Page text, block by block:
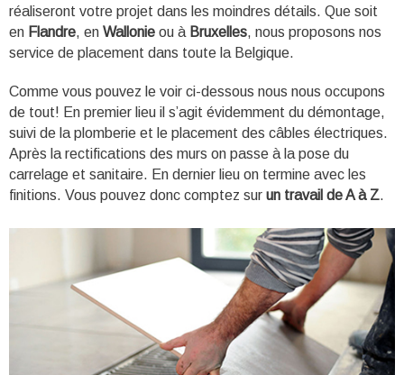
réaliseront votre projet dans les moindres détails. Que soit
en Flandre, en Wallonie ou à Bruxelles, nous proposons nos
service de placement dans toute la Belgique.
Comme vous pouvez le voir ci-dessous nous nous occupons
de tout! En premier lieu il s’agit évidemment du démontage,
suivi de la plomberie et le placement des câbles électriques.
Après la rectifications des murs on passe à la pose du
carrelage et sanitaire. En dernier lieu on termine avec les
finitions. Vous pouvez donc comptez sur un travail de A à Z.